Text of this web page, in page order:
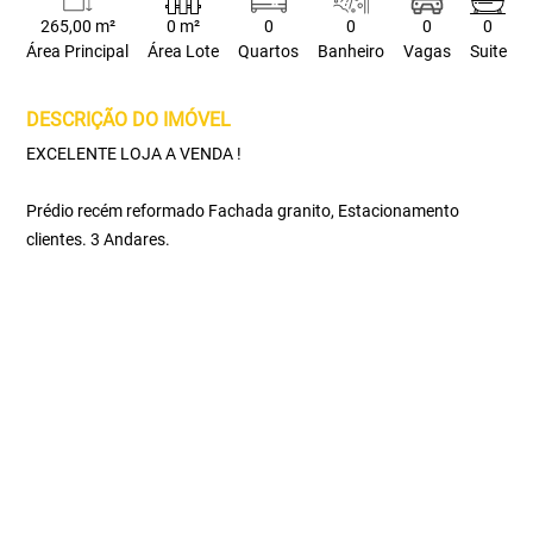
265,00 m²
Área Principal
0 m²
Área Lote
0
Quartos
0
Banheiro
0
Vagas
0
Suite
DESCRIÇÃO DO IMÓVEL
EXCELENTE LOJA A VENDA !
Prédio recém reformado Fachada granito, Estacionamento
clientes. 3 Andares.